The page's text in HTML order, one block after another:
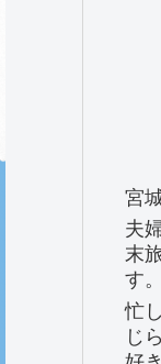
宮
夫
末
す。
忙
じ